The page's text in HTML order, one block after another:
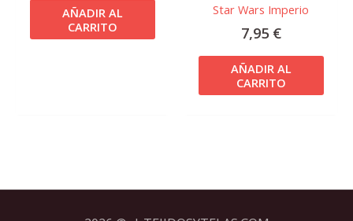
AÑADIR AL
CARRITO
Star Wars Imperio
7,95 €
AÑADIR AL
CARRITO